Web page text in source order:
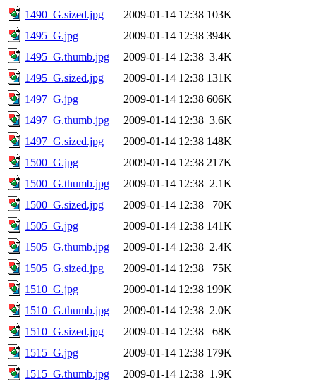
1490_G.sized.jpg
2009-01-14 12:38 103K
1495_G.jpg
2009-01-14 12:38 394K
1495_G.thumb.jpg
2009-01-14 12:38 3.4K
1495_G.sized.jpg
2009-01-14 12:38 131K
1497_G.jpg
2009-01-14 12:38 606K
1497_G.thumb.jpg
2009-01-14 12:38 3.6K
1497_G.sized.jpg
2009-01-14 12:38 148K
1500_G.jpg
2009-01-14 12:38 217K
1500_G.thumb.jpg
2009-01-14 12:38 2.1K
1500_G.sized.jpg
2009-01-14 12:38
70K
1505_G.jpg
2009-01-14 12:38 141K
1505_G.thumb.jpg
2009-01-14 12:38 2.4K
1505_G.sized.jpg
2009-01-14 12:38
75K
1510_G.jpg
2009-01-14 12:38 199K
1510_G.thumb.jpg
2009-01-14 12:38 2.0K
1510_G.sized.jpg
2009-01-14 12:38
68K
1515_G.jpg
2009-01-14 12:38 179K
1515_G.thumb.jpg
2009-01-14 12:38 1.9K